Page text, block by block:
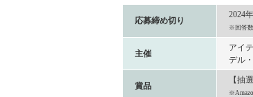
応募締め切り
2024
※回答
主催
アイテ
デル・
賞品
【抽選